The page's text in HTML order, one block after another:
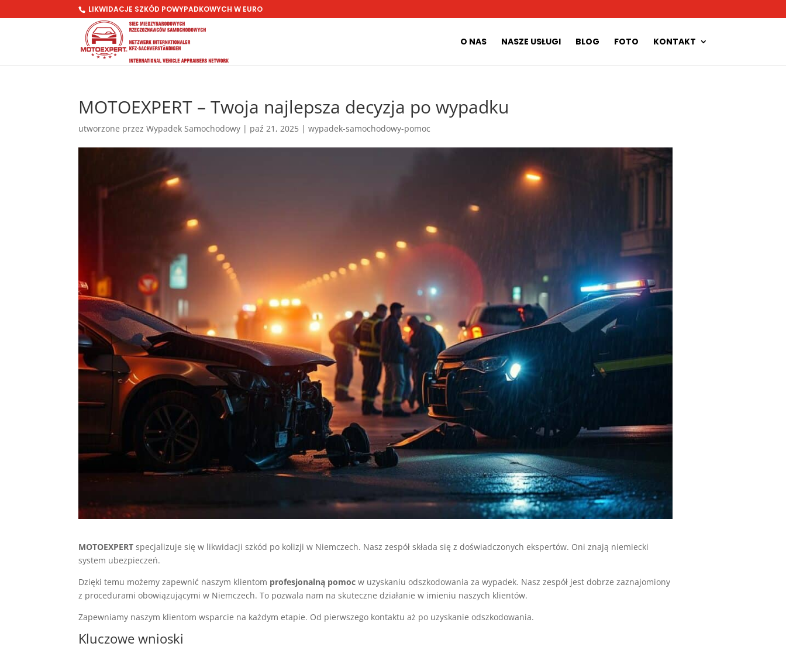
LIKWIDACJE SZKÓD POWYPADKOWYCH W EURO
O NAS NASZE USŁUGI BLOG FOTO KONTAKT
MOTOEXPERT – Twoja najlepsza decyzja po wypadku
utworzone przezWypadek Samochodowy | paź 21, 2025 |wypadek-samochodowy-pomoc
MOTOEXPERT specjalizuje się w likwidacji szkód po kolizji w Niemczech. Nasz zespół składa się z doświadczonych ekspertów. Oni znają niemiecki
system ubezpieczeń.
Dzięki temu możemy zapewnić naszym klientom profesjonalną pomoc w uzyskaniu odszkodowania za wypadek. Nasz zespół jest dobrze zaznajomiony
z procedurami obowiązującymi w Niemczech. To pozwala nam na skuteczne działanie w imieniu naszych klientów.
Zapewniamy naszym klientom wsparcie na każdym etapie. Od pierwszego kontaktu aż po uzyskanie odszkodowania.
Kluczowe wnioski